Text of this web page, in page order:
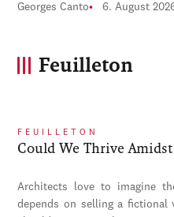
Georges Canto 6. August
Feuilleton
FEUILLETON
Could We Thrive
Architects love to imagine
depends on selling a fictional